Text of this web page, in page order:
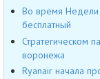
Во время Недели
бесплатный
Стратегическом
воронежа
Ryanair начала